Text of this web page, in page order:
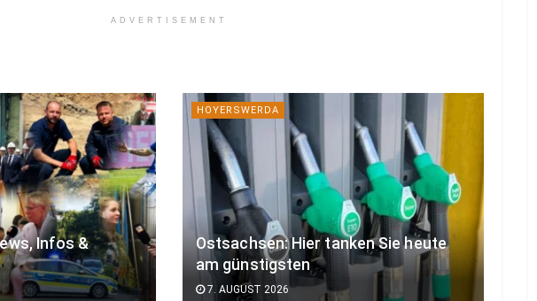
ADVERTISEMENT
Infos &
HOYERSWERDA
Ostsachsen: Hier tanken Sie heute
am günstigsten
7. AUGUST 2026